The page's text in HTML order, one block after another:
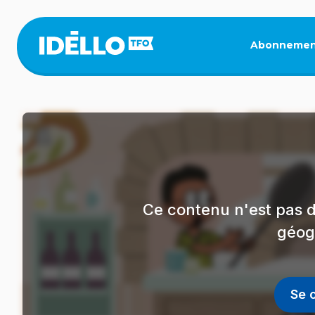
contenu
principal
Ce contenu n'est pas
Se